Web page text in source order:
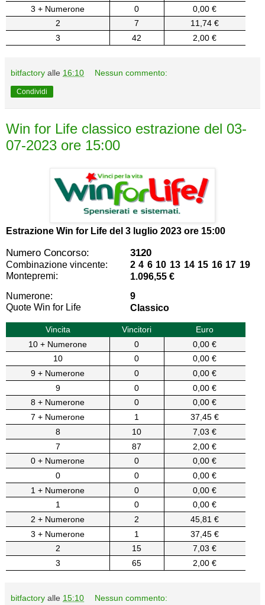
3 + Numerone
0
0,00 €
2
7
11,74 €
3
42 2,00 €
bitfactory alle 16:10 Nessun commento:
Condividi
Win for Life classico estrazione del 03-
07-2023 ore 15:00
Estrazione Win for Life del 3 luglio 2023 ore 15:00
Numero Concorso: 3120
Combinazione vincente:
2 4 6 10 13 14 15 16 17 19
Montepremi:
1.096,55 €
Numerone:
9
Quote Win for Life
Classico
Vincita Vincitori
Euro
10 + Numerone
0
0,00 €
10
0
0,00 €
9 + Numerone
0
0,00 €
9
0
0,00 €
8 + Numerone
0
0,00 €
7 + Numerone
1
37,45 €
8
10
7,03 €
7
87
2,00 €
0 + Numerone
0
0,00 €
0
0
0,00 €
1 + Numerone
0
0,00 €
1
0
0,00 €
2 + Numerone
2
45,81 €
3 + Numerone
1
37,45 €
2
15
7,03 €
3
65 2,00 €
bitfactory alle 15:10 Nessun commento: